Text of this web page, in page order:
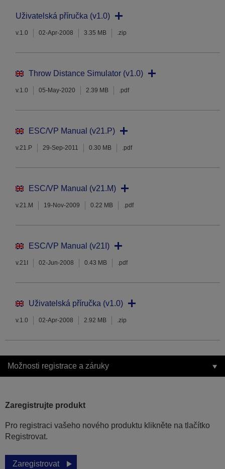
Uživatelská příručka (v1.0)
v.1.0 02-Apr-2008 3.35 MB .zip
Throw Distance Simulator (v1.0)
v.1.0 05-May-2020 2.39 MB .pdf
ESC/VP Manual (v21.P)
v.21.P 29-Sep-2011 0.30 MB .pdf
ESC/VP Manual (v21.M)
v.21.M 19-Nov-2009 0.22 MB .pdf
ESC/VP Manual (v21I)
v.21I 02-Jun-2008 0.43 MB .pdf
Uživatelská příručka (v1.0)
v.1.0 02-Apr-2008 2.92 MB .zip
Možnosti registrace a záruky
Zaregistrujte produkt
Pro registraci vašeho nového produktu klikněte na tlačítko
Registrovat.
Zaregistrovat